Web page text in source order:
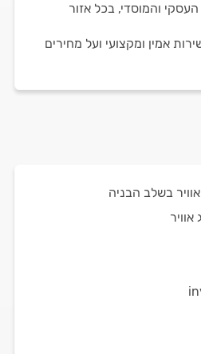
והמוסדי, בכל אזור
אמין ומקצועי ועל מחירים
בשלב הבניה